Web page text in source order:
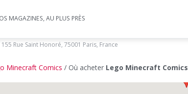
MAGAZINES, AU PLUS PRÈS
155 Rue Saint Honoré, 75001 Paris, France
Minecraft Comics / Où acheter Lego Minecraft Comics